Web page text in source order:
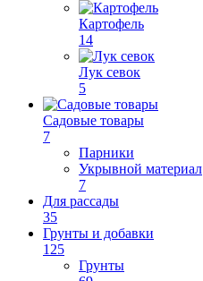
Картофель
14
Лук севок
5
Садовые товары
7
Парники
Укрывной материал
7
Для рассады
35
Грунты и добавки
125
Грунты